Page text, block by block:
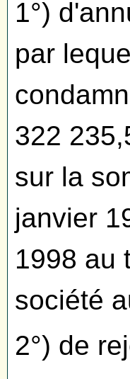
1°)
par
322
sur la
janvier
1998 au
société
2°) de